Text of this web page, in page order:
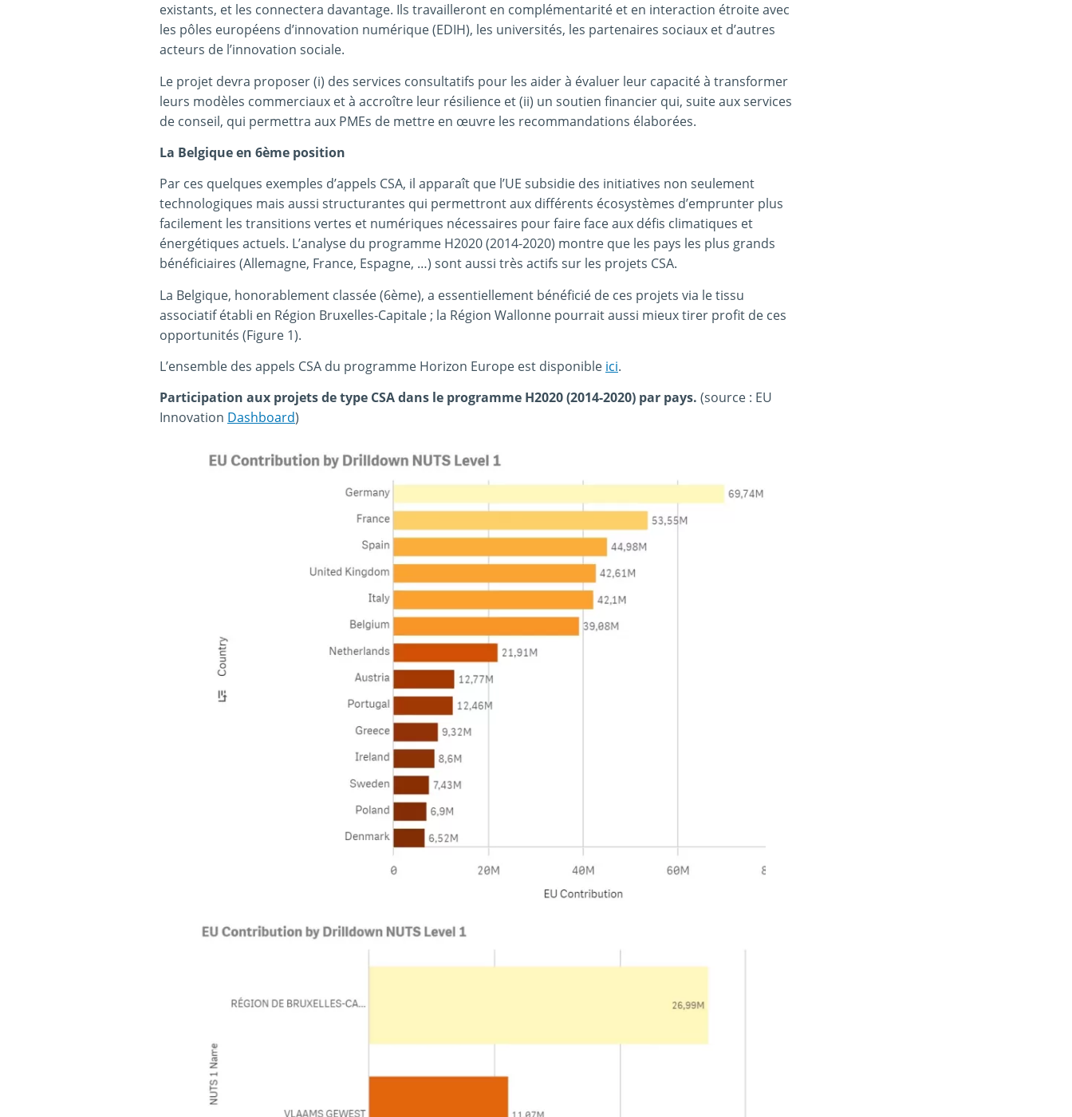
existants, et les connectera davantage. Ils travailleront en complémentarité et en interaction étroite avec
les pôles européens d’innovation numérique (EDIH), les universités, les partenaires sociaux et d’autres
acteurs de l’innovation sociale.
Le projet devra proposer (i) des services consultatifs pour les aider à évaluer leur capacité à transformer
leurs modèles commerciaux et à accroître leur résilience et (ii) un soutien financier qui, suite aux services
de conseil, qui permettra aux PMEs de mettre en œuvre les recommandations élaborées.
La Belgique en 6ème position
Par ces quelques exemples d’appels CSA, il apparaît que l’UE subsidie des initiatives non seulement
technologiques mais aussi structurantes qui permettront aux différents écosystèmes d’emprunter plus
facilement les transitions vertes et numériques nécessaires pour faire face aux défis climatiques et
énergétiques actuels. L’analyse du programme H2020 (2014-2020) montre que les pays les plus grands
bénéficiaires (Allemagne, France, Espagne, …) sont aussi très actifs sur les projets CSA.
La Belgique, honorablement classée (6ème), a essentiellement bénéficié de ces projets via le tissu
associatif établi en Région Bruxelles-Capitale ; la Région Wallonne pourrait aussi mieux tirer profit de ces
opportunités (Figure 1).
L’ensemble des appels CSA du programme Horizon Europe est disponible ici.
Participation aux projets de type CSA dans le programme H2020 (2014-2020) par pays. (source : EU
Innovation Dashboard)